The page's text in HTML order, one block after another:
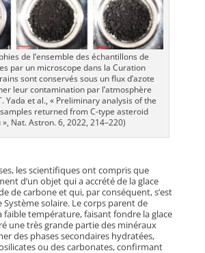
de l’ensemble des échantillons de
par un microscope dans la Curation
sont conservés sous un flux d’azote
leur contamination par l’atmosphère
Yada et al., « Preliminary analysis of the
returned from C-type asteroid
», Nat. Astron. 6, 2022, 214–220)
les scientifiques ont compris que
d’un objet qui a accrété de la glace
de carbone et qui, par conséquent, s’est
solaire. Le corps parent de
faible température, faisant fondre la glace
une très grande partie des minéraux
des phases secondaires hydratées,
ou des carbonates, confirmant